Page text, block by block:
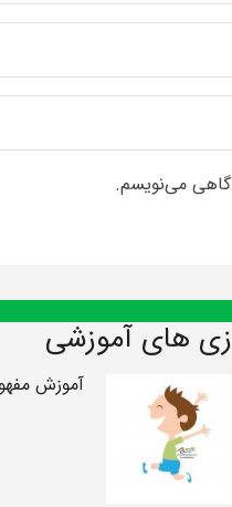
می‌نویسم.
های آموزشی
آموزش